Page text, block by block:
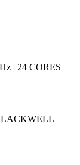
| 24 CORES